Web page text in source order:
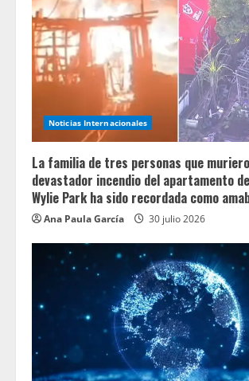
Noticias Internacionales
La familia de tres personas que
devastador incendio del apartamento
Wylie Park ha sido recordada como
Ana Paula García 30 julio 2026